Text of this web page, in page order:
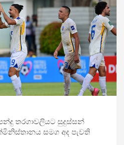
තරගාවලියට සුදුස්සන්
සමග අද පැවති